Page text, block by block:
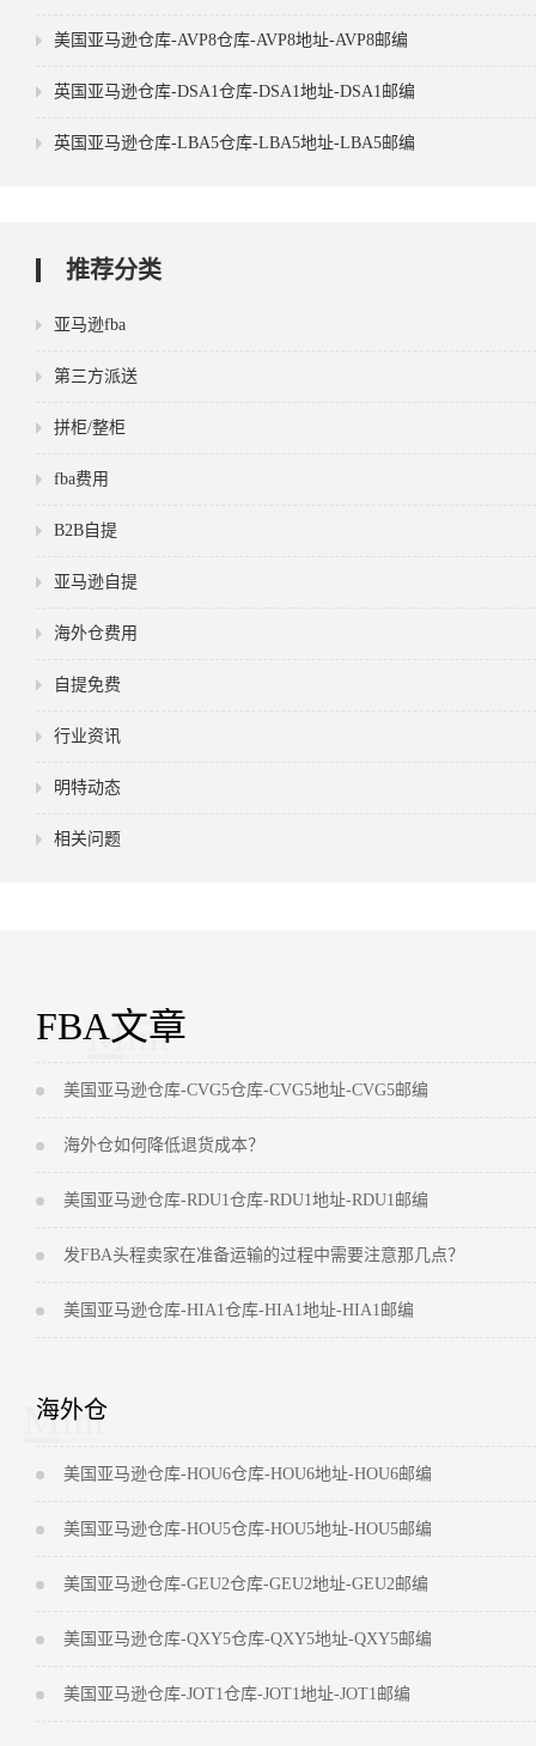
美国亚马逊仓库-AVP8仓库-AVP8地址-AVP8邮编
英国亚马逊仓库-DSA1仓库-DSA1地址-DSA1邮编
英国亚马逊仓库-LBA5仓库-LBA5地址-LBA5邮编
推荐分类
亚马逊fba
第三方派送
拼柜/整柜
fba费用
B2B自提
亚马逊自提
海外仓费用
自提免费
行业资讯
明特动态
相关问题
FBA文章
美国亚马逊仓库-CVG5仓库-CVG5地址-CVG5邮编
海外仓如何降低退货成本？
美国亚马逊仓库-RDU1仓库-RDU1地址-RDU1邮编
发FBA头程卖家在准备运输的过程中需要注意那几点？
美国亚马逊仓库-HIA1仓库-HIA1地址-HIA1邮编
海外仓
美国亚马逊仓库-HOU6仓库-HOU6地址-HOU6邮编
美国亚马逊仓库-HOU5仓库-HOU5地址-HOU5邮编
美国亚马逊仓库-GEU2仓库-GEU2地址-GEU2邮编
美国亚马逊仓库-QXY5仓库-QXY5地址-QXY5邮编
美国亚马逊仓库-JOT1仓库-JOT1地址-JOT1邮编